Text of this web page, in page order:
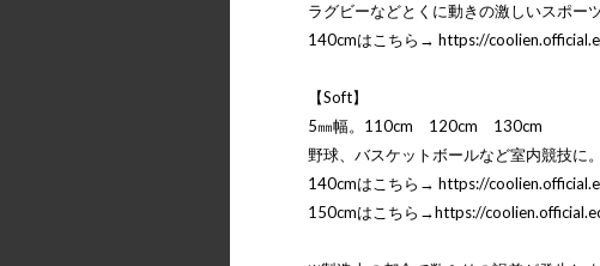
ラグビーなどとくに動きの激しいスポーツ
140cmはこちら→ https://
【Soft】
5㎜幅。110cm 120cm 130cm
野球、バスケットボールなど室内競技に。
140cmはこちら→ https://
150cmはこちら→https://